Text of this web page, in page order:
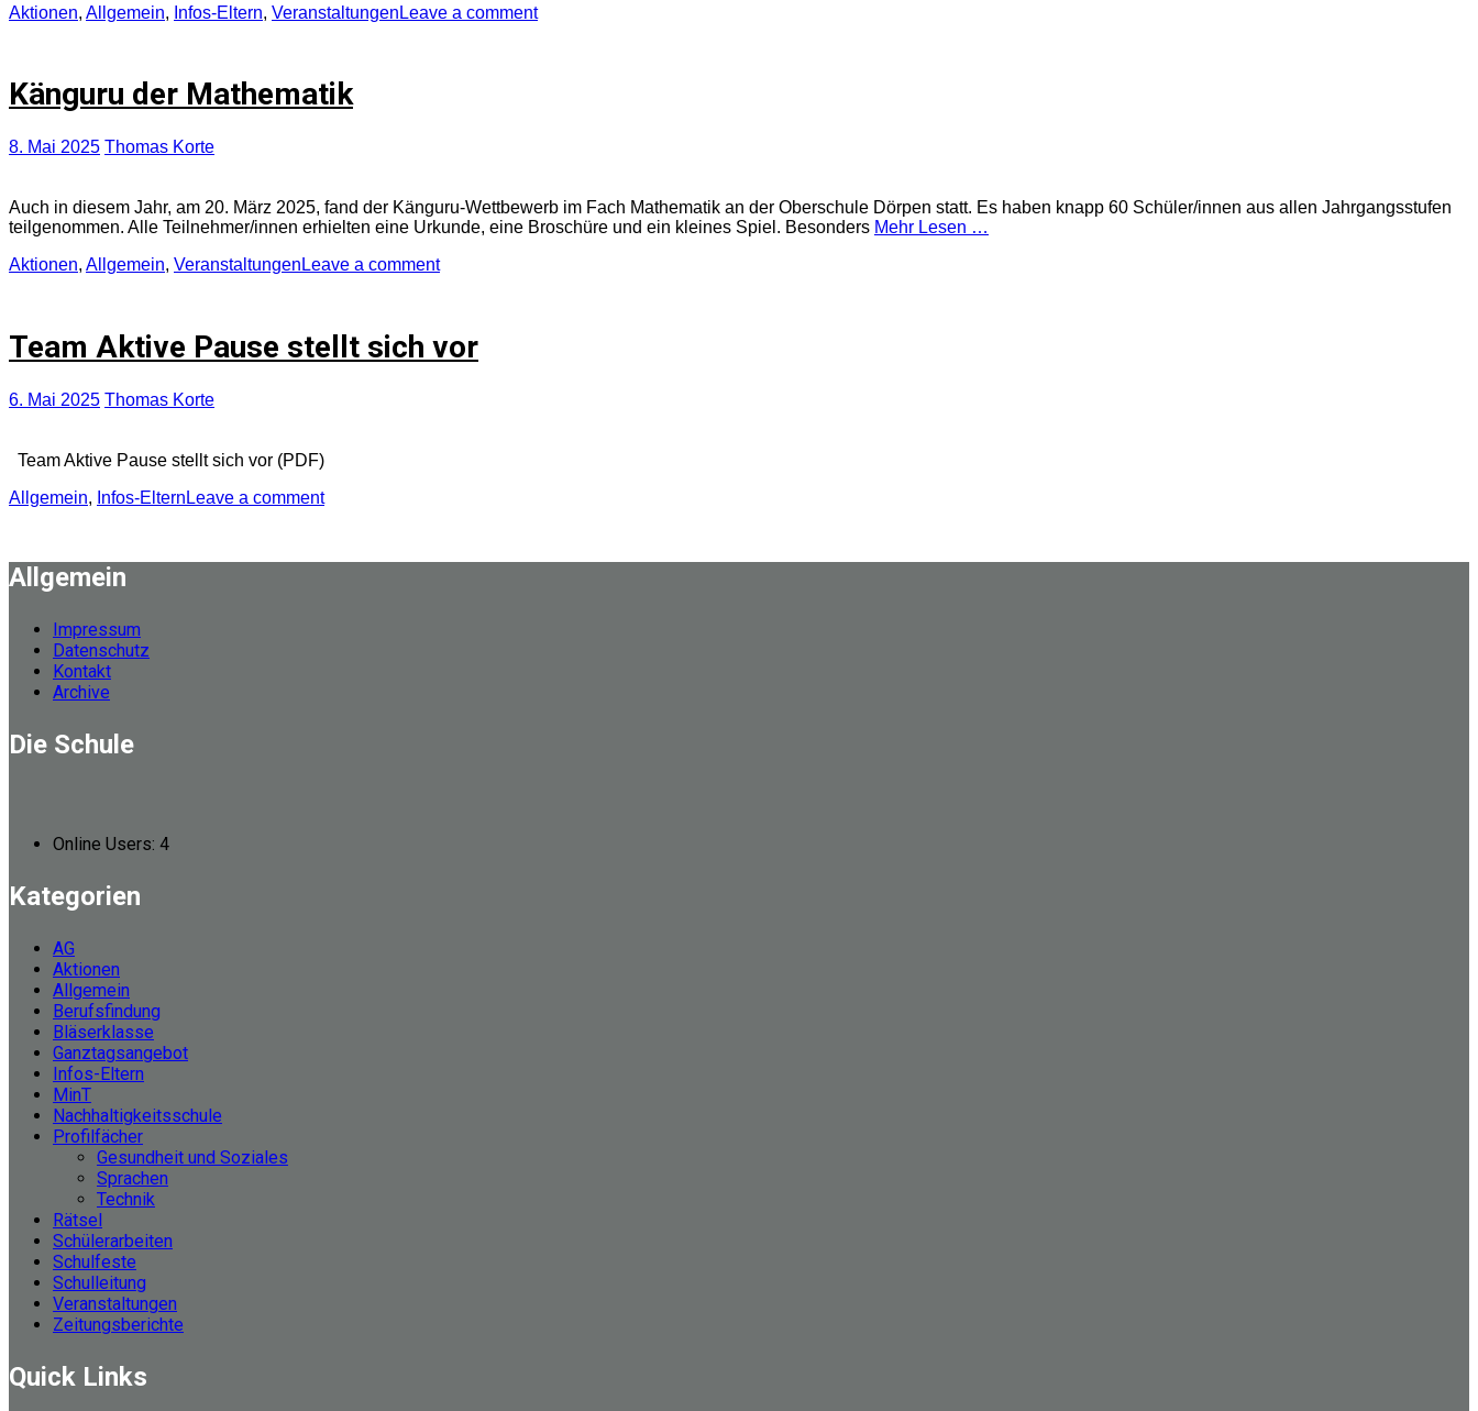
Aktionen, Allgemein, Infos-Eltern, Veranstaltungen Leave a comment
Känguru der Mathematik
8. Mai 2025 Thomas Korte
Auch in diesem Jahr, am 20. März 2025, fand der Känguru-Wettbewerb im Fach Mathematik an der Oberschule Dörpen statt. Es haben knapp 60 Schüler/innen aus allen Jahrgangsstufen
teilgenommen. Alle Teilnehmer/innen erhielten eine Urkunde, eine Broschüre und ein kleines Spiel. Besonders Mehr Lesen …
Aktionen, Allgemein, Veranstaltungen Leave a comment
Team Aktive Pause stellt sich vor
6. Mai 2025 Thomas Korte
Team Aktive Pause stellt sich vor (PDF)
Allgemein, Infos-Eltern Leave a comment
Allgemein
Impressum
Datenschutz
Kontakt
Archive
Die Schule
Online Users: 4
Kategorien
AG
Aktionen
Allgemein
Berufsfindung
Bläserklasse
Ganztagsangebot
Infos-Eltern
MinT
Nachhaltigkeitsschule
Profilfächer
Gesundheit und Soziales
Sprachen
Technik
Rätsel
Schülerarbeiten
Schulfeste
Schulleitung
Veranstaltungen
Zeitungsberichte
Quick Links